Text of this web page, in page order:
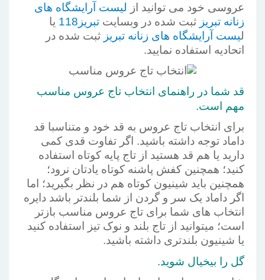
عروسی خود می توانید از لیست آرایشگاه های
زنانه تبریز ثبت شده در وبسایت تبریز118
یا
لیست آرایشگاه های زنانه تبریز ثبت شده در
اتحادیه استفاده نمایید.
قد شما در راهنمای انتخاب تاج عروس مناسب
مهم است.
برای انتخاب تاج عروس به قد خود و متناسبا قد
داماد توجه داشته باشید. اگر تفاوت قدی کمی
دارید یا هم قد هستید از تاج پایه کوتاه استفاده
کنید؛ همچنین کفش پاشنه کوتاه یادتان نرود؛
همچنین باید شینیون کوتاه هم در نظر بگیرید؛ اما
اگر داماد یک سر و گردن از شما بلندتر باشد دایره
انتخاب های شما برای تاج عروس مناسب بازتر
است؛ میتوانید از تاج بلند و نوک تیز استفاده کنید
یا شینیون بلندتری داشته باشید.
گل را بیخیال شوید.